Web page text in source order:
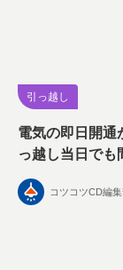
引っ越し
電気の即日開通
っ越し当日でも
コツコツCD編